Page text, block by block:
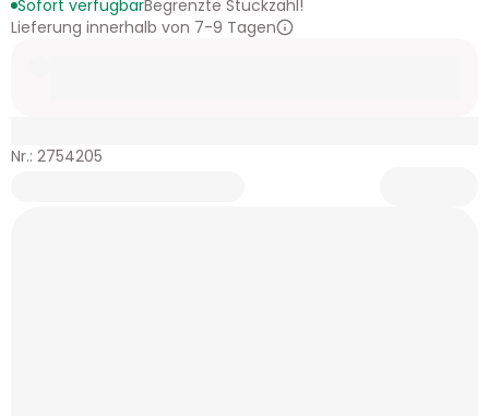
Sofort verfügbarBegrenzte Stückzahl!
Lieferung innerhalb von 7-9 Tagen
Nr.: 2754205